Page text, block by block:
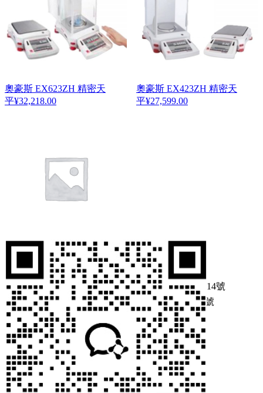
奧豪斯 EX623ZH 精密天
平¥32,218.00
奧豪斯 EX423ZH 精密天
平¥27,599.00
奧豪斯 EX223ZH 精密天
24,511.00
Copyright ? 2025 版權所有浙ICP備09083614號
浙公網(wǎng)安備 33010502001417號
在線(xiàn)詢(xún)價(jià)
微信詢(xún)價(jià)